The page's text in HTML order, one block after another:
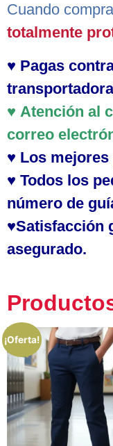
Cuando
totalmente
♥ Pagas
♥ Atención al
correo
♥ Los
♥ Todos los
número de
♥Satisfacción
asegurado.
¡Oferta!